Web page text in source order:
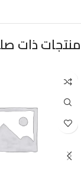
منتجات ذات